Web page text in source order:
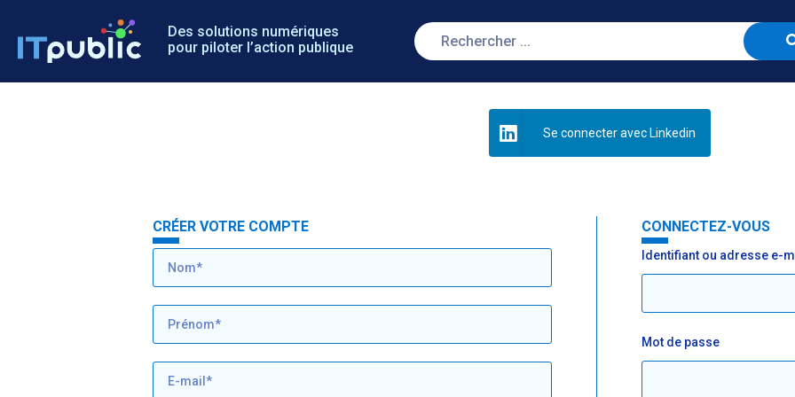
Des solutions numériques
pour piloter l’action publique
Se connecter avec Linkedin
CRÉER VOTRE COMPTE CONNECTEZ-VOUS
Identifiant ou adresse e-
Mot de passe